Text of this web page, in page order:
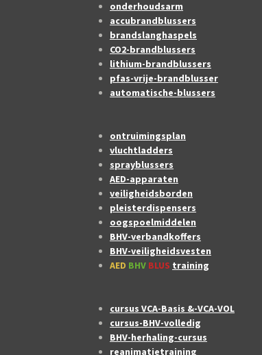
onderhoudsarm
accubrandblussers
brandslanghaspels
CO2-brandblussers
lithium-brandblussers
pfas-vrije-brandblusser
automatische-blussers
ontruimingsplan
vluchtladders
sprayblussers
AED-apparaten
veiligheidsborden
pleisterdispensers
oogspoelmiddelen
BHV-verbandkoffers
BHV-veiligheidsvesten
AED BHV BLUS training
cursus VCA-Basis &-VCA-VOL
cursus-BHV-volledig
BHV-herhaling-cursus
reanimatietraining